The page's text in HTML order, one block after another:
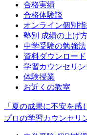
合格実績
合格体験談
オンライン個別
塾別 成績の上げ
中学受験の勉強法
資料ダウンロード
学習カウンセリ
体験授業
お近くの教室
「夏の成果に不安を感
プロの学習カウンセリ